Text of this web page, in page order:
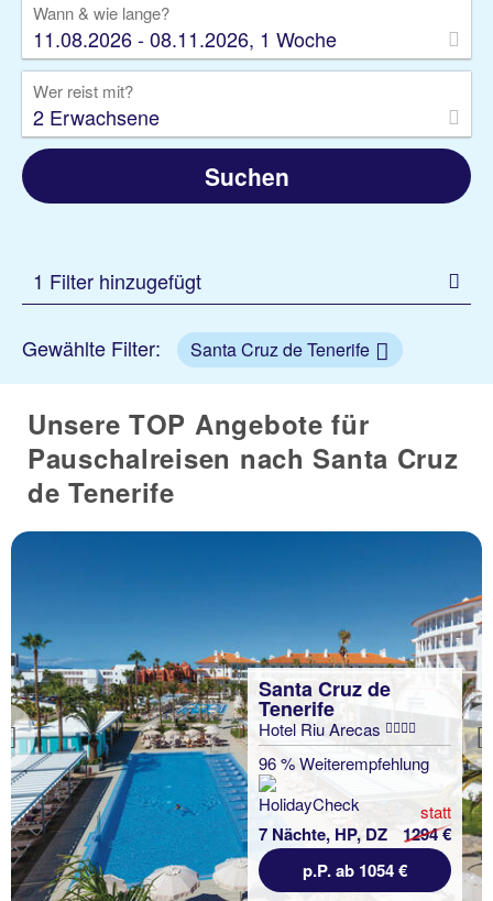
Wann & wie lange?
11.08.2026 - 08.11.2026, 1 Woche
Wer reist mit?
2 Erwachsene
Suchen
1 Filter hinzugefügt
Gewählte Filter: Santa Cruz de Tenerife
Unsere TOP Angebote für
Pauschalreisen nach Santa Cruz
de Tenerife
Previous
Santa Cruz de
Tenerife
Hotel Riu Arecas
96 % Weiterempfehlung
7 Nächte, HP, DZ
statt
1294 €
p.P. ab 1054 €